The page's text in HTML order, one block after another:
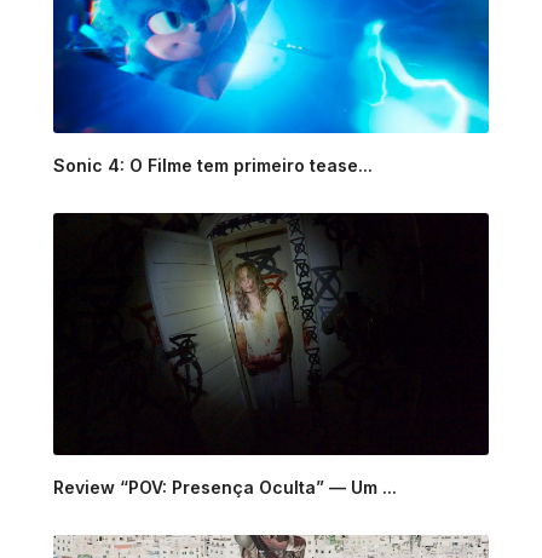
Sonic 4: O Filme tem primeiro tease...
Review “POV: Presença Oculta” — Um ...